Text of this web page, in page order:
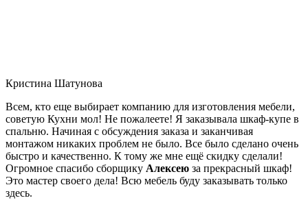
Кристина Шатунова
Всем, кто еще выбирает компанию для изготовления мебели,
советую Кухни мол! Не пожалеете! Я заказывала шкаф-купе в
спальню. Начиная с обсуждения заказа и заканчивая
монтажом никаких проблем не было. Все было сделано очень
быстро и качественно. К тому же мне ещё скидку сделали!
Огромное спасибо сборщику Алексею за прекрасный шкаф!
Это мастер своего дела! Всю мебель буду заказывать только
здесь.